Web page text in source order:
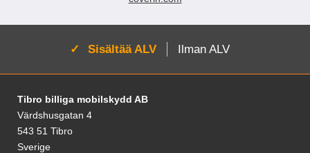
Aktivoi:
Sisältää ALV Ilman ALV
Alatunnisteen sisältö Sekalaista tietoa ja
Tibro billiga mobilskydd AB
Värdshusgatan 4
543 51 Tibro
Sverige